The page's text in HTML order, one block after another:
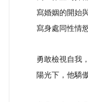
寫婚姻的開始與
寫身處同性情慾
勇敢檢視自我，
陽光下，他驕傲